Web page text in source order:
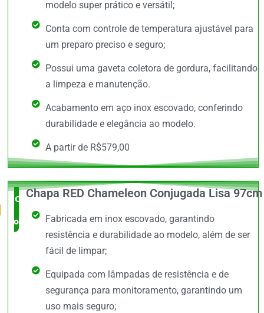
modelo super prático e versátil;
Conta com controle de temperatura ajustável para
um preparo preciso e seguro;
Possui uma gaveta coletora de gordura, facilitando
a limpeza e manutenção.
Acabamento em aço inox escovado, conferindo
durabilidade e elegância ao modelo.
A partir de R$579,00
O Mais
completo
Chapa RED Chameleon Conjugada Lisa 97cm
Fabricada em inox escovado, garantindo
resistência e durabilidade ao modelo, além de ser
fácil de limpar;
Equipada com lâmpadas de resistência e de
segurança para monitoramento, garantindo um
uso mais seguro;